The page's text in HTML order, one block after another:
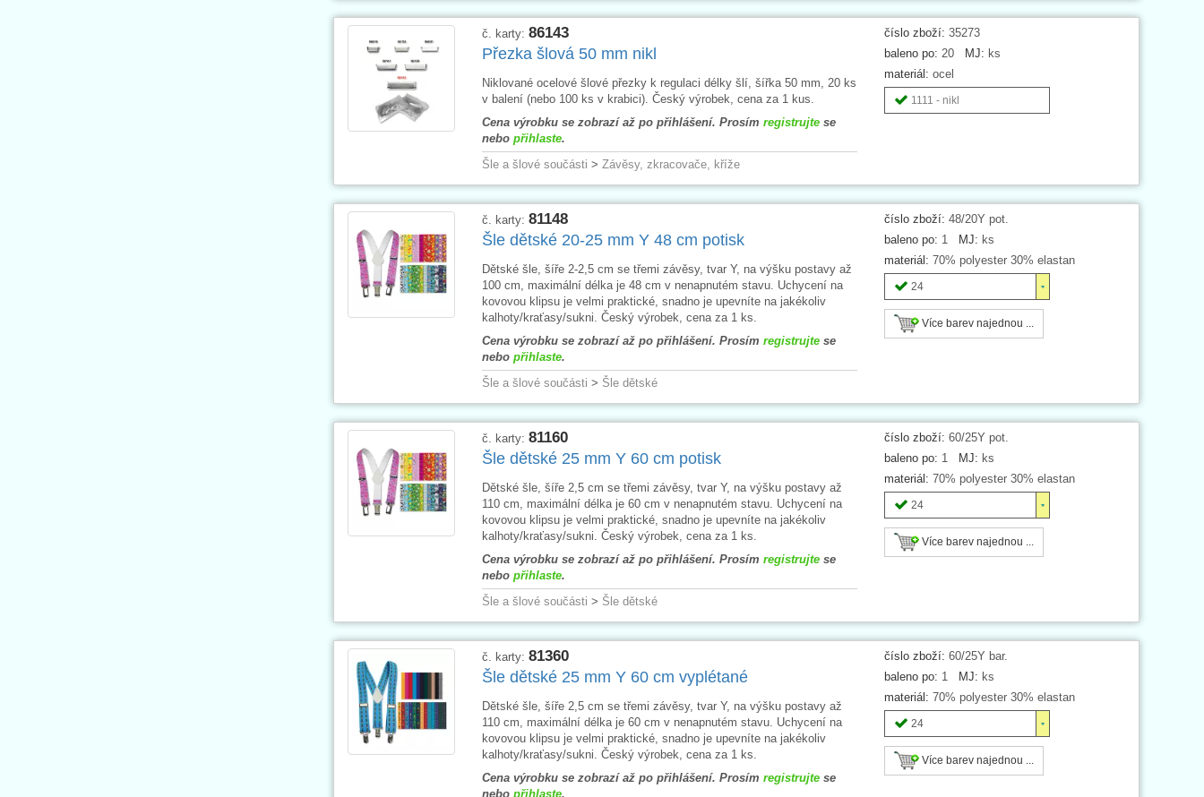
číslo zboží: 35273
baleno po: 20 MJ: ks
materiál: ocel
1111 - nikl
č. karty: 86143
Přezka šlová 50 mm nikl
Niklované ocelové šlové přezky k regulaci délky šlí, šířka 50 mm, 20 ks
v balení (nebo 100 ks v krabici). Český výrobek, cena za 1 kus.
Cena výrobku se zobrazí až po přihlášení. Prosím registrujtese
nebo přihlaste.
Šle a šlové součásti > Závěsy, zkracovače, kříže
číslo zboží: 48/20Y pot.
baleno po: 1 MJ: ks
materiál: 70% polyester 30% elastan
24
Více barev najednou ...
č. karty: 81148
Šle dětské 20-25 mm Y 48 cm potisk
Dětské šle, šíře 2-2,5 cm se třemi závěsy, tvar Y, na výšku postavy až
100 cm, maximální délka je 48 cm v nenapnutém stavu. Uchycení na
kovovou klipsu je velmi praktické, snadno je upevníte na jakékoliv
kalhoty/kraťasy/sukni. Český výrobek, cena za 1 ks.
Cena výrobku se zobrazí až po přihlášení. Prosím registrujtese
nebo přihlaste.
Šle a šlové součásti > Šle dětské
číslo zboží: 60/25Y pot.
baleno po: 1 MJ: ks
materiál: 70% polyester 30% elastan
24
Více barev najednou ...
č. karty: 81160
Šle dětské 25 mm Y 60 cm potisk
Dětské šle, šíře 2,5 cm se třemi závěsy, tvar Y, na výšku postavy až
110 cm, maximální délka je 60 cm v nenapnutém stavu. Uchycení na
kovovou klipsu je velmi praktické, snadno je upevníte na jakékoliv
kalhoty/kraťasy/sukni. Český výrobek, cena za 1 ks.
Cena výrobku se zobrazí až po přihlášení. Prosím registrujtese
nebo přihlaste.
Šle a šlové součásti > Šle dětské
číslo zboží: 60/25Y bar.
baleno po: 1 MJ: ks
materiál: 70% polyester 30% elastan
24
Více barev najednou ...
č. karty: 81360
Šle dětské 25 mm Y 60 cm vyplétané
Dětské šle, šíře 2,5 cm se třemi závěsy, tvar Y, na výšku postavy až
110 cm, maximální délka je 60 cm v nenapnutém stavu. Uchycení na
kovovou klipsu je velmi praktické, snadno je upevníte na jakékoliv
kalhoty/kraťasy/sukni. Český výrobek, cena za 1 ks.
Cena výrobku se zobrazí až po přihlášení. Prosím registrujtese
nebo přihlaste.